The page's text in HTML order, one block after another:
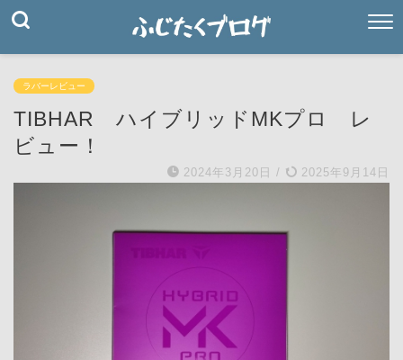
ラバーレビュー
TIBHAR ハイブリッドMKプロ レ
ビュー！
2024年3月20日 / 2025年9月14日